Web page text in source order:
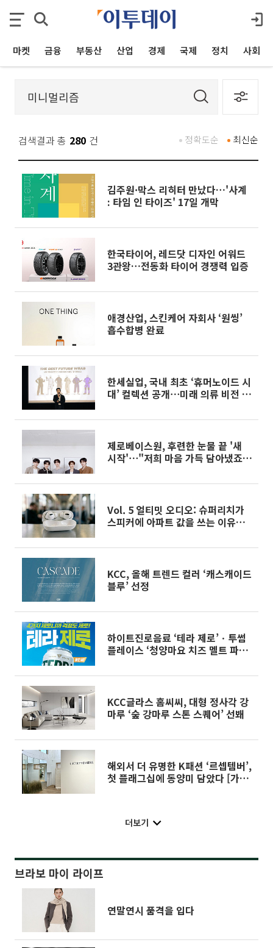
마켓 금융 부동산 산업 경제 국제 정치 사회
검색결과 총 280 건 최신순
정확도순
김주원·막스 리히터 만났다…'사계
: 타임 인 타이즈' 17일 개막
한국타이어, 레드닷 디자인 어워드
3관왕…전동화 타이어 경쟁력 입증
애경산업, 스킨케어 자회사 ‘원씽’
흡수합병 완료
한세실업, 국내 최초 ‘휴머노이드 시
대’ 컬렉션 공개⋯미래 의류 비전 제
제로베이스원, 후련한 눈물 끝 '새
시작'⋯"저희 마음 가득 담아냈죠"
Vol. 5 얼티밋 오디오: 슈퍼리치가
스피커에 아파트 값을 쓰는 이유
KCC, 올해 트렌드 컬러 ‘캐스캐이드
블루’ 선정
하이트진로음료 ‘테라 제로’ㆍ투썸
플레이스 ‘청양마요 치즈 멜트 파니
KCC글라스 홈씨씨, 대형 정사각 강
마루 ‘숲 강마루 스톤 스퀘어’ 선봬
해외서 더 유명한 K패션 ‘르셉템버’,
첫 플래그십에 동양미 담았다 [가보
더보기
브라보 마이 라이프
연말연시 품격을 입다